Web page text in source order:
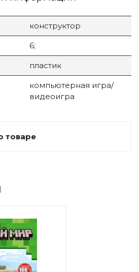
конструктор
6;
пластик
компьютерная игра/
видеоигра
товаре